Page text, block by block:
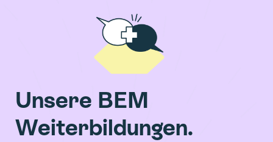
Unsere BEM
Weiterbildungen.